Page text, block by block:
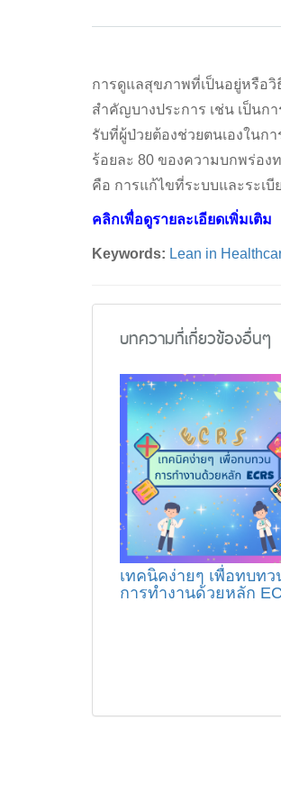
การดูแลสุขภาพที่เป็นอยู่หรือ
สำคัญบางประการ เช่น เป็นก
รับที่ผู้ป่วยต้องช่วยตนเองในก
ร้อยละ 80 ของความบกพร่อง
คือ การแก้ไขที่ระบบและระเบี
คลิกเพื่อดูรายละเอียดเพิ่มเติม
Keywords: Lean in
บทความที่เกี่ยวข้องอื่นๆ
เทคนิคง่ายๆ เพื่อทบทว
การทำงานด้วยหลัก